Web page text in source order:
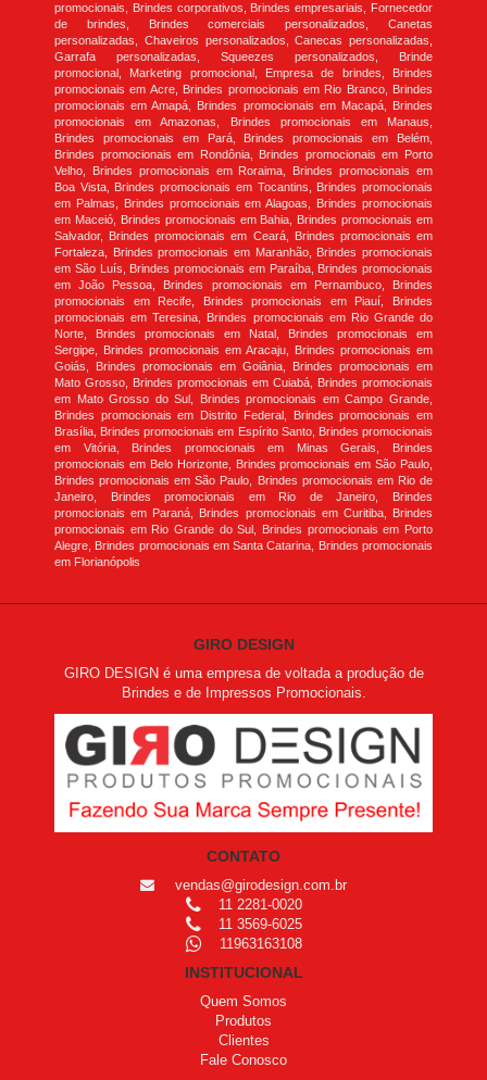
promocionais, Brindes corporativos, Brindes empresariais, Fornecedor
de brindes, Brindes comerciais personalizados, Canetas
personalizadas, Chaveiros personalizados, Canecas personalizadas,
Garrafa personalizadas, Squeezes personalizados, Brinde
promocional, Marketing promocional, Empresa de brindes, Brindes
promocionais em Acre, Brindes promocionais em Rio Branco, Brindes
promocionais em Amapá, Brindes promocionais em Macapá, Brindes
promocionais em Amazonas, Brindes promocionais em Manaus,
Brindes promocionais em Pará, Brindes promocionais em Belém,
Brindes promocionais em Rondônia, Brindes promocionais em Porto
Velho, Brindes promocionais em Roraima, Brindes promocionais em
Boa Vista, Brindes promocionais em Tocantins, Brindes promocionais
em Palmas, Brindes promocionais em Alagoas, Brindes promocionais
em Maceió, Brindes promocionais em Bahia, Brindes promocionais em
Salvador, Brindes promocionais em Ceará, Brindes promocionais em
Fortaleza, Brindes promocionais em Maranhão, Brindes promocionais
em São Luís, Brindes promocionais em Paraíba, Brindes promocionais
em João Pessoa, Brindes promocionais em Pernambuco, Brindes
promocionais em Recife, Brindes promocionais em Piauí, Brindes
promocionais em Teresina, Brindes promocionais em Rio Grande do
Norte, Brindes promocionais em Natal, Brindes promocionais em
Sergipe, Brindes promocionais em Aracaju, Brindes promocionais em
Goiás, Brindes promocionais em Goiânia, Brindes promocionais em
Mato Grosso, Brindes promocionais em Cuiabá, Brindes promocionais
em Mato Grosso do Sul, Brindes promocionais em Campo Grande,
Brindes promocionais em Distrito Federal, Brindes promocionais em
Brasília, Brindes promocionais em Espírito Santo, Brindes promocionais
em Vitória, Brindes promocionais em Minas Gerais, Brindes
promocionais em Belo Horizonte, Brindes promocionais em São Paulo,
Brindes promocionais em São Paulo, Brindes promocionais em Rio de
Janeiro, Brindes promocionais em Rio de Janeiro, Brindes
promocionais em Paraná, Brindes promocionais em Curitiba, Brindes
promocionais em Rio Grande do Sul, Brindes promocionais em Porto
Alegre, Brindes promocionais em Santa Catarina, Brindes promocionais
em Florianópolis
GIRO DESIGN
GIRO DESIGN é uma empresa de voltada a produção de
Brindes e de Impressos Promocionais.
CONTATO
vendas@girodesign.com.br
11 2281-0020
11 3569-6025
11963163108
INSTITUCIONAL
Quem Somos
Produtos
Clientes
Fale Conosco